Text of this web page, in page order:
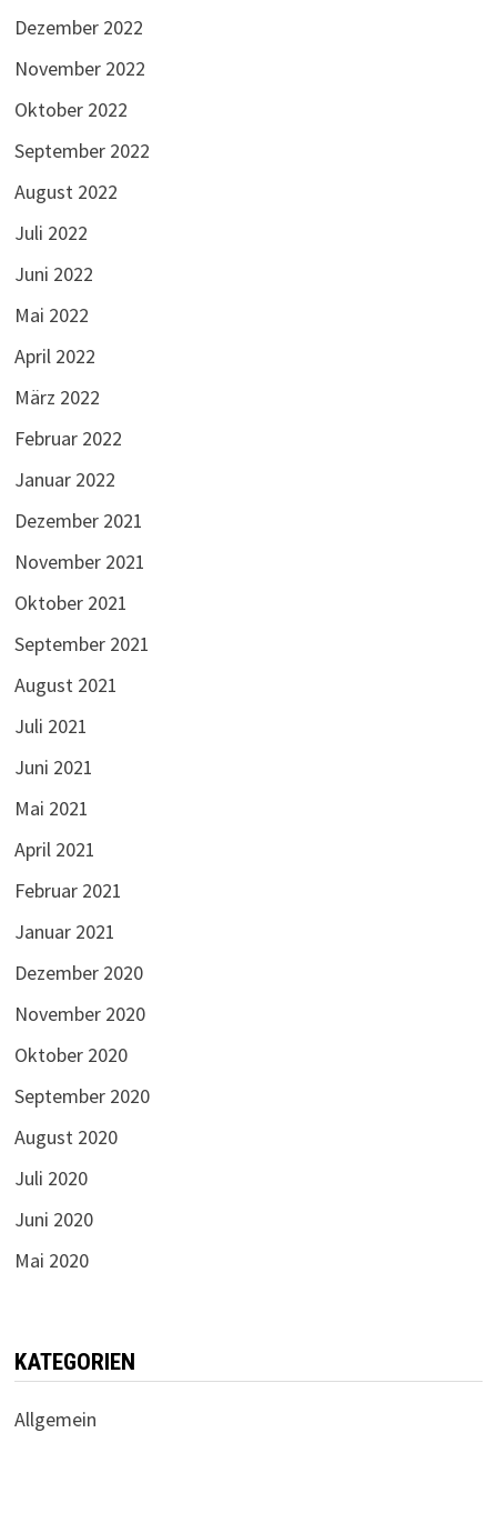
Dezember 2022
November 2022
Oktober 2022
September 2022
August 2022
Juli 2022
Juni 2022
Mai 2022
April 2022
März 2022
Februar 2022
Januar 2022
Dezember 2021
November 2021
Oktober 2021
September 2021
August 2021
Juli 2021
Juni 2021
Mai 2021
April 2021
Februar 2021
Januar 2021
Dezember 2020
November 2020
Oktober 2020
September 2020
August 2020
Juli 2020
Juni 2020
Mai 2020
KATEGORIEN
Allgemein